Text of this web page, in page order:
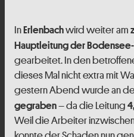
InErlenbachwird weiter am
Hauptleitung der
gearbeitet. In den
dieses Mal nicht extra mit
gestern Abend wurde an
gegraben– da die Leitung
Weil die Arbeiter